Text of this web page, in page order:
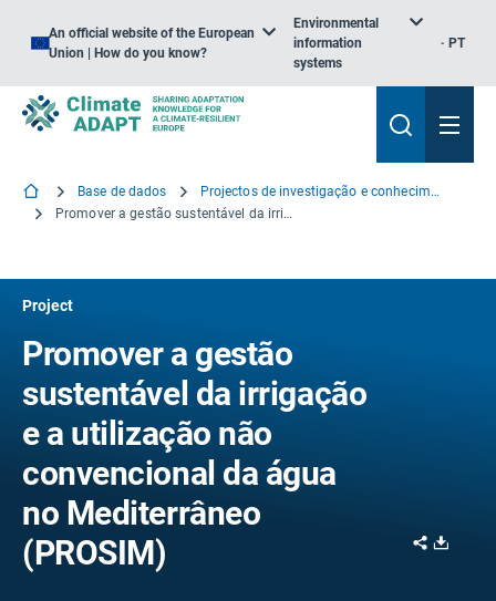
An official website of the European
Union | How do you know?
Environmental
information
systems
PT
Base de dados
Projectos de investigação e conhecimento
Promover a gestão sustentável da irrigação e a utilização não convencional da água no Mediterrâneo
Project
Promover a gestão
sustentável da irrigação
e a utilização não
convencional da água
no Mediterrâneo
(PROSIM)
Share